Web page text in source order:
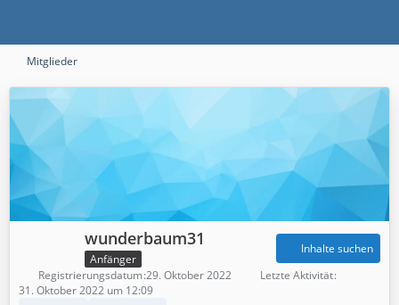
Mitglieder
wunderbaum31
Anfänger
Inhalte suchen
Registrierungsdatum 29. Oktober 2022
Letzte Aktivität
31. Oktober 2022 um 12:09